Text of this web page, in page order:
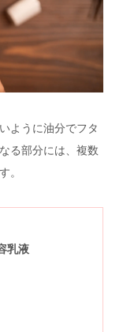
ように油分でフタ
る部分には、複数
。
乳液